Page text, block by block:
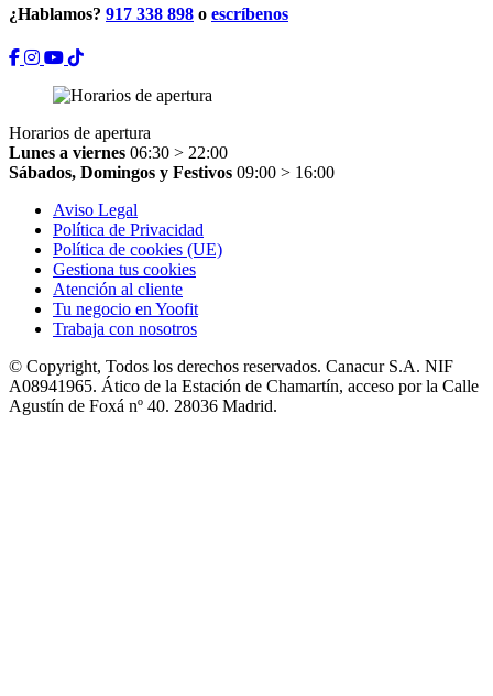
¿Hablamos? 917 338 898 o escríbenos
Horarios de apertura
Lunes a viernes 06:30 > 22:00
Sábados, Domingos y Festivos 09:00 > 16:00
Aviso Legal
Política de Privacidad
Política de cookies (UE)
Gestiona tus cookies
Atención al cliente
Tu negocio en Yoofit
Trabaja con nosotros
© Copyright, Todos los derechos reservados. Canacur S.A. NIF
A08941965. Ático de la Estación de Chamartín, acceso por la Calle
Agustín de Foxá nº 40. 28036 Madrid.